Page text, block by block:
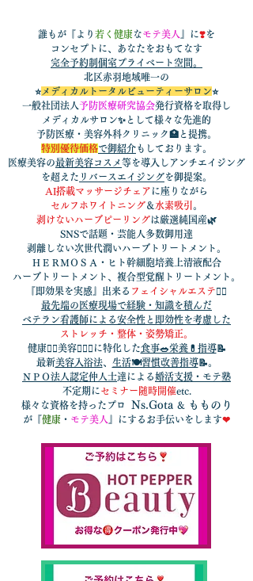
誰もが『より 若く健康なモテ美人 』に❣️を
コンセプトに、あなたをおもてなす
完全予約制個室プライベート空間。
北区赤羽地域唯一の
⭐ メディカルトータルビューティーサロン⭐
一般社団法人 予防医療研究協会発行資格を取得し
メディカルサロン✨として様々な先進的
予防医療・美容外科クリニック🏥と提携。
特別優待価格で御紹介もしております。
医療美容の最新美容コスメ等を導入し アンチエイジング
を超えた リバースエイジングを御提案。
AI搭載マッサージチェア に座りながら
セルフホワイトニング＆水素吸引 。
​剥けないハーブピーリングは厳選純国産🌿
SNSで話題・芸能人多数御用達
剥離しない次世代潤いハーブトリートメント。
ＨＥＲＭＯＳＡ・ヒト幹細胞培養上清液配合
ハーブトリートメント、複合型覚醒トリートメント。
『即効果を実感』 出来る フェイシャルエステ💆‍♀️
最先端の医療現場で経験・知識を積んだ
ベテラン看護師による安全性と即効性を考慮した
ストレッチ・整体・姿勢矯正。
健康🏃‍♂️美容🧘🏻‍♀️に特化した食事🥗栄養💊指導📝
最新美容入浴法、 生活🍽習慣改善指導📝。
ＮＰＯ法人認定仲人士達による婚活支援・モテ塾
不定期に セミナー随時開催etc.​
様々な資格を持ったプロ
Ns.Gota &もものり
が『健康 ・ モテ美人 』にするお手伝いをします❤